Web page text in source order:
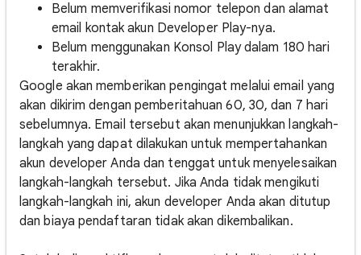
Belum memverifikasi nomor telepon dan alamat
email kontak akun Developer Play-nya.
Belum menggunakan Konsol Play dalam 180 hari
terakhir.
Google akan memberikan pengingat melalui email yang
akan dikirim dengan pemberitahuan 60, 30, dan 7 hari
sebelumnya. Email tersebut akan menunjukkan langkah-
langkah yang dapat dilakukan untuk mempertahankan
akun developer Anda dan tenggat untuk menyelesaikan
langkah-langkah tersebut. Jika Anda tidak mengikuti
langkah-langkah ini, akun developer Anda akan ditutup
dan biaya pendaftaran tidak akan dikembalikan.